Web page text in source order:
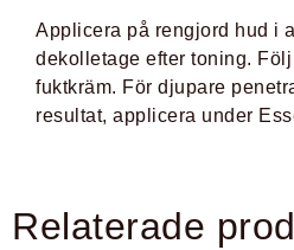
Applicera på rengjord hud i
dekolletage efter toning.
fuktkräm. För djupare
resultat, applicera under
Relaterade